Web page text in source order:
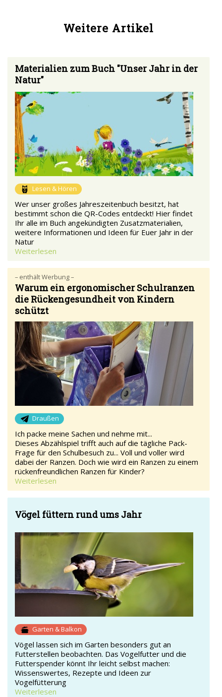
Weitere Artikel
Materialien zum Buch "Unser Jahr in der
Natur"
Lesen & Hören
Wer unser großes Jahreszeitenbuch besitzt, hat
bestimmt schon die QR-Codes entdeckt! Hier findet
Ihr alle im Buch angekündigten Zusatzmaterialien,
weitere Informationen und Ideen für Euer Jahr in der
Natur
Weiterlesen
– enthält Werbung –
Warum ein ergonomischer Schulranzen
die Rückengesundheit von Kindern
schützt
Draußen
Ich packe meine Sachen und nehme mit...
Dieses Abzählspiel trifft auch auf die tägliche Pack-
Frage für den Schulbesuch zu... Voll und voller wird
dabei der Ranzen. Doch wie wird ein Ranzen zu einem
rückenfreundlichen Ranzen für Kinder?
Weiterlesen
Vögel füttern rund ums Jahr
Garten & Balkon
Vögel lassen sich im Garten besonders gut an
Futterstellen beobachten. Das Vogelfutter und die
Futterspender könnt Ihr leicht selbst machen:
Wissenswertes, Rezepte und Ideen zur
Vogelfütterung
Weiterlesen